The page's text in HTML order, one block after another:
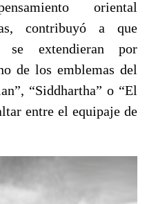
oriental
contribuyó a que
se extendieran por
de los emblemas del
“Siddhartha” o “El
entre el equipaje de